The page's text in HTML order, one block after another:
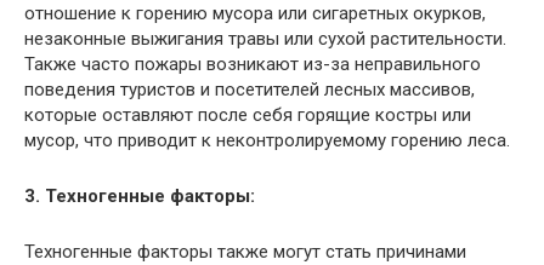
отношение к горению мусора или сигаретных окурков,
незаконные выжигания травы или сухой растительности.
Также часто пожары возникают из-за неправильного
поведения туристов и посетителей лесных массивов,
которые оставляют после себя горящие костры или
мусор, что приводит к неконтролируемому горению леса.
3. Техногенные факторы:
Техногенные факторы также могут стать причинами